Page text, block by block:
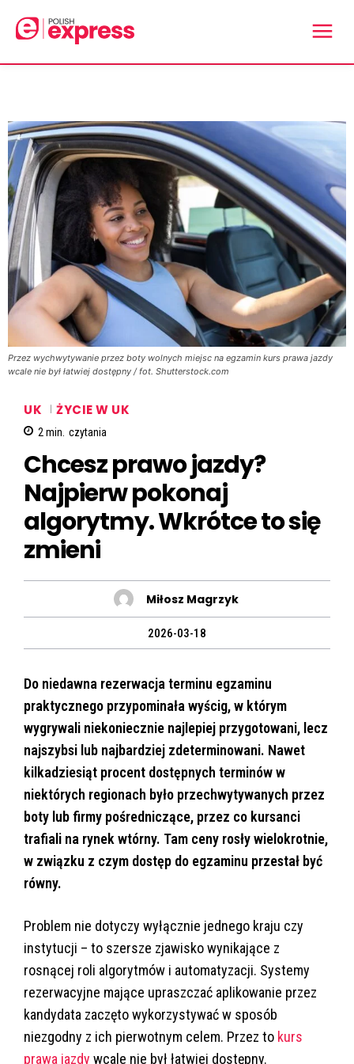
Przez wychwytywanie przez boty wolnych miejsc na egzamin kurs prawa jazdy
wcale nie był łatwiej dostępny / fot. Shutterstock.com
UK ŻYCIE W UK
2min. czytania
Chcesz prawo jazdy?
Najpierw pokonaj
algorytmy. Wkrótce to się
zmieni
Miłosz Magrzyk
2026-03-18
Do niedawna rezerwacja terminu egzaminu
praktycznego przypominała wyścig, w którym
wygrywali niekoniecznie najlepiej przygotowani, lecz
najszybsi lub najbardziej zdeterminowani. Nawet
kilkadziesiąt procent dostępnych terminów w
niektórych regionach było przechwytywanych przez
boty lub firmy pośredniczące, przez co kursanci
trafiali na rynek wtórny. Tam ceny rosły wielokrotnie,
w związku z czym dostęp do egzaminu przestał być
równy.
Problem nie dotyczy wyłącznie jednego kraju czy
instytucji – to szersze zjawisko wynikające z
rosnącej roli algorytmów i automatyzacji. Systemy
rezerwacyjne mające upraszczać aplikowanie przez
kandydata zaczęto wykorzystywać w sposób
niezgodny z ich pierwotnym celem. Przez to kurs
prawa jazdy wcale nie był łatwiej dostępny.